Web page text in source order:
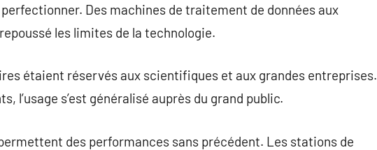
Des machines de traitement de données aux
les limites de la technologie.
étaient réservés aux scientifiques et aux grandes entreprises.
l’usage s’est généralisé auprès du grand public.
des performances sans précédent. Les stations de